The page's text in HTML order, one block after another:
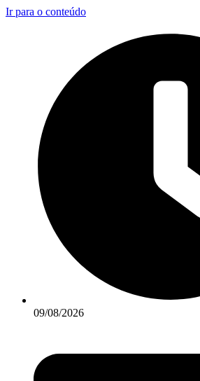
Ir para o conteúdo
09/08/2026